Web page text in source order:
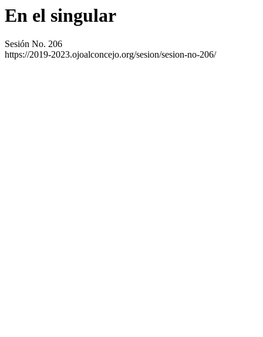
En el singular
Sesión No. 206
https://2019-2023.ojoalconcejo.org/sesion/sesion-no-206/